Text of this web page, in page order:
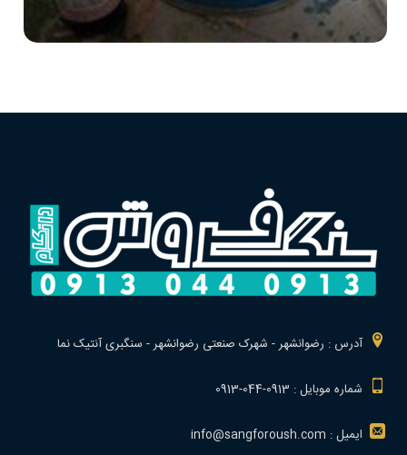
آدرس : رضوانشهر - شهرک صنعتی رضوانشهر - سنگبری آنتیک نما
شماره موبایل : 0913-044-0913
ایمیل : info@sangforoush.com